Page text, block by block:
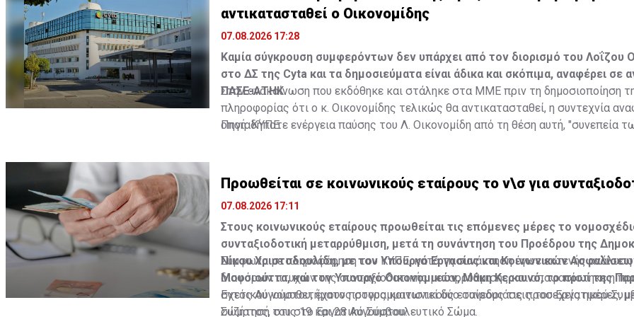
αντικατασταθεί ο Οικονομίδης
07.08.2026 17:28
Καμία σύγκρουση συμφερόντων δεν υπάρχει από τον διορισμό του Λοΐζου
στο ΔΣ της Cyta και τα δημοσιεύματα είναι άδικα και σκόπιμα, αναφέρει σε
ΠΑΣΕ-ΑΤΗΚ.
Στην ανακοίνωση που εκδόθηκε και στάληκε στα ΜΜΕ πριν τη δημοσιοποίηση
πληροφορίας ότι ο κ. Οικονομίδης τελικώς θα αντικατασταθεί, η συντεχνία
οποιαδήποτε ενέργεια παύσης του Λ. Οικονομίδη από τη θέση αυτή, "συνεπεία
Κυβέρνησης".
Πηγή: ΚΥΠΕ
Προωθείται σε κοινωνικούς εταίρους το ν\σ για
07.08.2026 17:11
Στους κοινωνικούς εταίρους προωθείται τις επόμενες μέρες το
συνταξιοδοτική μεταρρύθμιση, μετά τη συνάντηση του Προέδρου της
Νίκου Χριστοδουλίδη, με τον Υπουργό Εργασίας και Κοινωνικών
Μουσιούττα, και τον Υπουργό Οικονομικών, Μάκη Κεραυνό, το πρωί της
Σύμφωνα με πληροφόρηση του ΚΥΠΕ, κατά τη συνάντηση έγινε εκτενής
διαφόρων πτυχών της συνταξιοδοτικής μεταρρύθμισης και αποφασίστηκε η
σχετικού νομοθετήματος στους κοινωνικούς εταίρους τις προσεχείς ημέρες,
συζήτησή του στο Εργατικό Συμβουλευτικό Σώμα.
Εντός Αυγούστου, έχουν προγραμματιστεί δύο συνεδριάσεις του Εργατικού
Σώματος, στις 19 και 28 Αυγούστου.